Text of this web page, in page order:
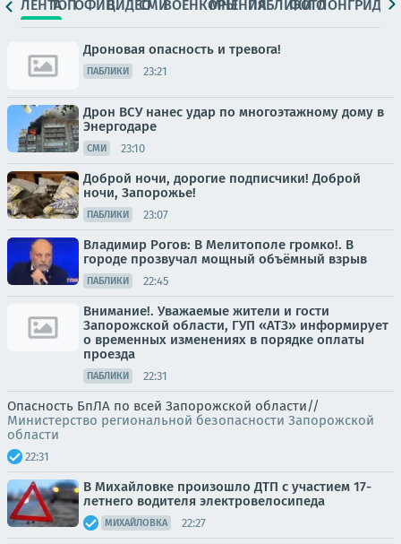
ЛЕНТАТОПОФИЦ.ВИДЕОСМИВОЕНКОРЫМНЕНИЯПАБЛИКИ
ФОТОЛОНГРИДЫ
Дроновая опасность и тревога!
ПАБЛИКИ 23:21
Дрон ВСУ нанес удар по многоэтажному дому в
Энергодаре
СМИ 23:10
Доброй ночи, дорогие подписчики! Доброй
ночи, Запорожье!
ПАБЛИКИ 23:07
Владимир Рогов: В Мелитополе громко!. В
городе прозвучал мощный объёмный взрыв
ПАБЛИКИ 22:45
Внимание!. Уважаемые жители и гости
Запорожской области, ГУП «АТЗ» информирует
о временных изменениях в порядке оплаты
проезда
ПАБЛИКИ 22:31
Опасность БпЛА по всей Запорожской области//
Министерство региональной безопасности Запорожской
области
22:31
В Михайловке произошло ДТП с участием 17-
летнего водителя электровелосипеда
МИХАЙЛОВКА 22:27